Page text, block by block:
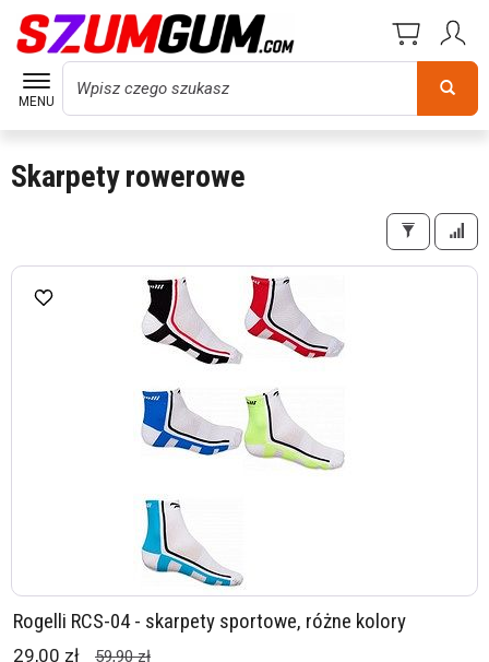
MENU
Wyszukaj
Skarpety rowerowe
Rogelli RCS-04 - skarpety sportowe, różne kolory
29,00 zł 59,90 zł